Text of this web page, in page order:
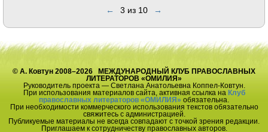
← 3 из 10 →
© А. Ковтун 2008–2026 МЕЖДУНАРОДНЫЙ КЛУБ ПРАВОСЛАВНЫХ
ЛИТЕРАТОРОВ «ОМИЛИЯ»
Руководитель проекта — Светлана Анатольевна Коппел-Ковтун.
При использования материалов сайта, активная ссылка на Клуб
православных литераторов «ОМИЛИЯ» обязательна.
При необходимости коммерческого использования текстов обязательно
свяжитесь с администрацией.
Публикуемые материалы не всегда совпадают с точкой зрения редакции.
Приглашаем к сотрудничеству православных авторов.